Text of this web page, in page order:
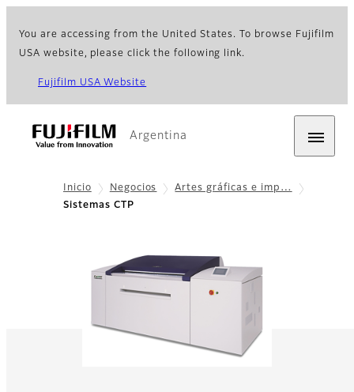
You are accessing from the United States. To browse Fujifilm
USA website, please click the following link.
Fujifilm USA Website
Argentina
Inicio Negocios
Artes gráficas e imp…
Sistemas CTP